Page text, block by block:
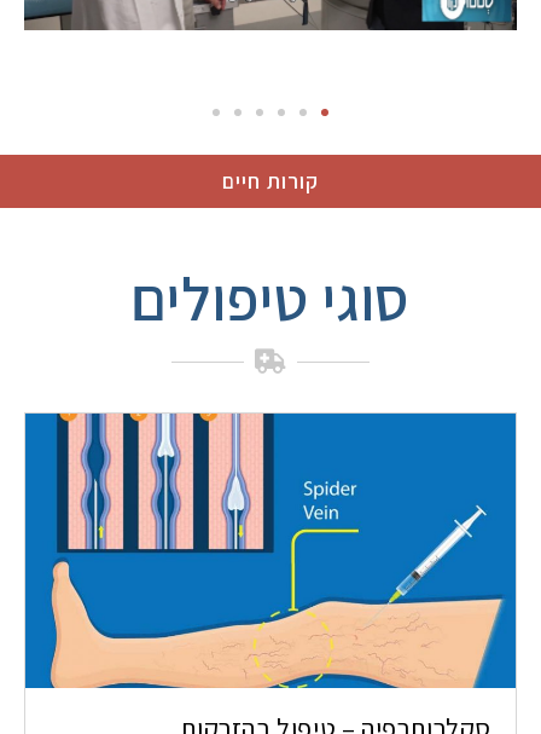
קורות חיים
סוגי טיפולים